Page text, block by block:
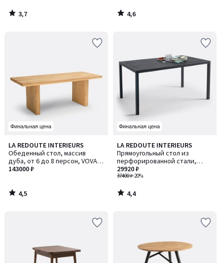
3,7
/
4,6
/
Финальная цена
LA REDOUTE INTERIEURS
Обеденный стол, массив
дуба, от 6 до 8 персон, VOVA /
ВОВА
143000 ₽
4,5
/ 5
4,5
/
Финальная цена
LA REDOUTE INTERIEURS
Прямоугольный стол из
перфорированной стали,
Choe / Шо
37400 ₽-20%
29920 ₽
4,4
/ 5
4,4
/